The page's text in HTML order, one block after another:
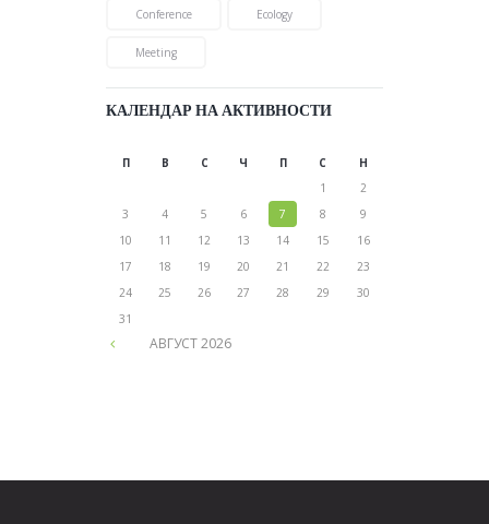
Conference Ecology
Meeting
КАЛЕНДАР НА АКТИВНОСТИ
П В С Ч П С Н
АВГУСТ2026
1
2
3
4 5 6 7 8
9
10
11 12 13 14 15
16
17
18 19 20 21 22
23
24
25 26 27 28 29
30
31